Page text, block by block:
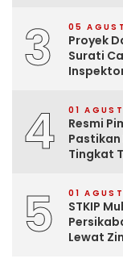
3 05
Proyek
Surati
4 01
Resmi
Tingkat
5 01
STKIP
Lewat